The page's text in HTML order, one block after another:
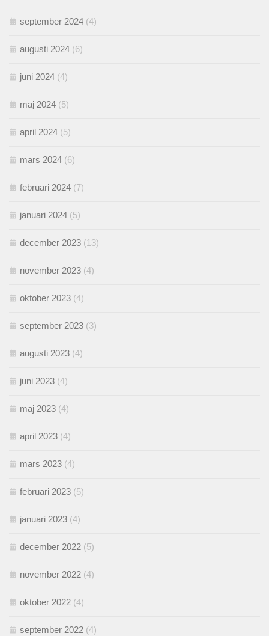
september 2024 (4)
augusti 2024 (6)
juni 2024 (4)
maj 2024 (5)
april 2024 (5)
mars 2024 (6)
februari 2024 (7)
januari 2024 (5)
december 2023 (13)
november 2023 (4)
oktober 2023 (4)
september 2023 (3)
augusti 2023 (4)
juni 2023 (4)
maj 2023 (4)
april 2023 (4)
mars 2023 (4)
februari 2023 (5)
januari 2023 (4)
december 2022 (5)
november 2022 (4)
oktober 2022 (4)
september 2022 (4)